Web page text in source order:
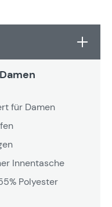
für Damen
Innentasche
Polyester